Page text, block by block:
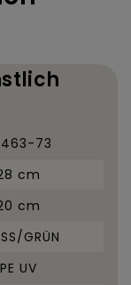
73
cm
cm
GRÜN
PE UV